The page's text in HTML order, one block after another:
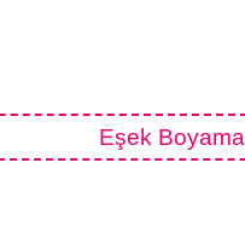
Eşek Boyama